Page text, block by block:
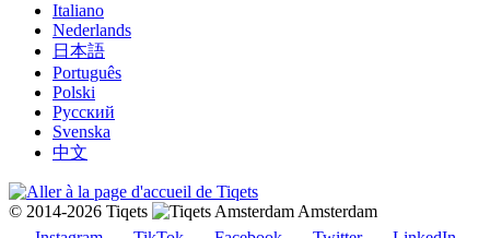
Italiano
Nederlands
日本語
Português
Polski
Русский
Svenska
中文
© 2014-2026 Tiqets
Amsterdam